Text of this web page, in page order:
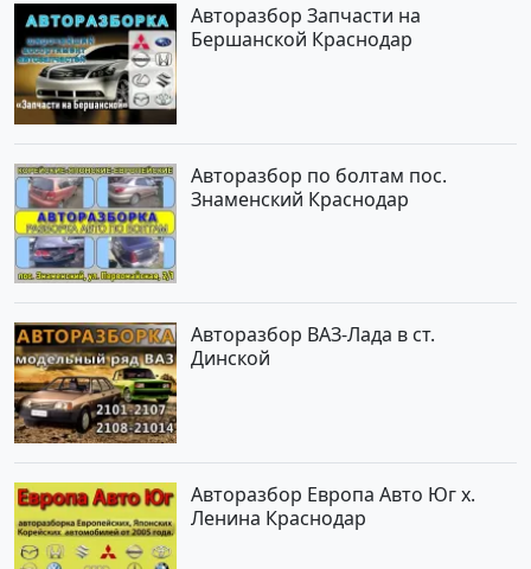
Авторазбор Запчасти на
Бершанской Краснодар
Авторазбор по болтам пос.
Знаменский Краснодар
Авторазбор ВАЗ-Лада в ст.
Динской
Авторазбор Европа Авто Юг х.
Ленина Краснодар